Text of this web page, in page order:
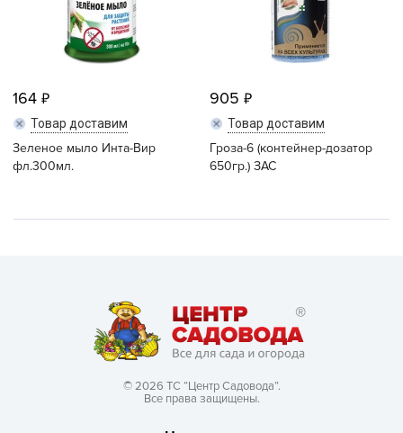
164
Товар доставим
Зеленое мыло Инта-Вир
фл.300мл.
905
Товар доставим
Гроза-6 (контейнер-дозатор
650гр.) ЗАС
© 2026 ТС “Центр Садовода”.
Все права защищены.